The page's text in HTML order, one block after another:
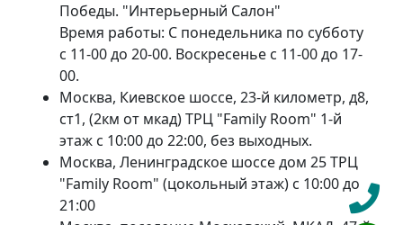
Победы. "Интерьерный Салон"
Время работы: С понедельника по субботу
с 11-00 до 20-00. Воскресенье с 11-00 до 17-
00.
Москва, Киевское шоссе, 23-й километр, д8,
ст1, (2км от мкад) ТРЦ "Family Room" 1-й
этаж с 10:00 до 22:00, без выходных.
Москва, Ленинградское шоссе дом 25 ТРЦ
"Family Room" (цокольный этаж) с 10:00 до
21:00